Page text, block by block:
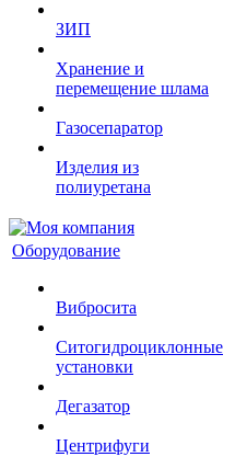
ЗИП
Хранение и
перемещение шлама
Газосепаратор
Изделия из
полиуретана
Оборудование
Вибросита
Ситогидроциклонные
установки
Дегазатор
Центрифуги